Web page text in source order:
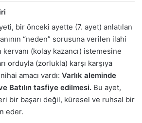
bir önceki ayette (7. ayet) anlatılan
“neden” sorusuna verilen ilahi
(kolay kazancı) istemesine
orduyla (zorlukla) karşı karşıya
amacı vardı: Varlık aleminde
Batılın tasfiye edilmesi. Bu ayet,
bir başarı değil, küresel ve ruhsal bir
eder.